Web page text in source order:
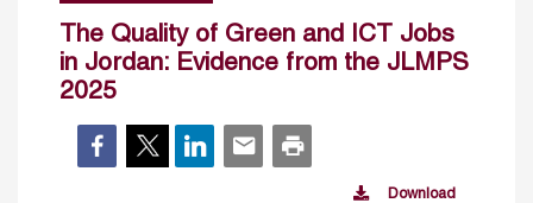
The Quality of Green and ICT Jobs
in Jordan: Evidence from the JLMPS
2025
Download